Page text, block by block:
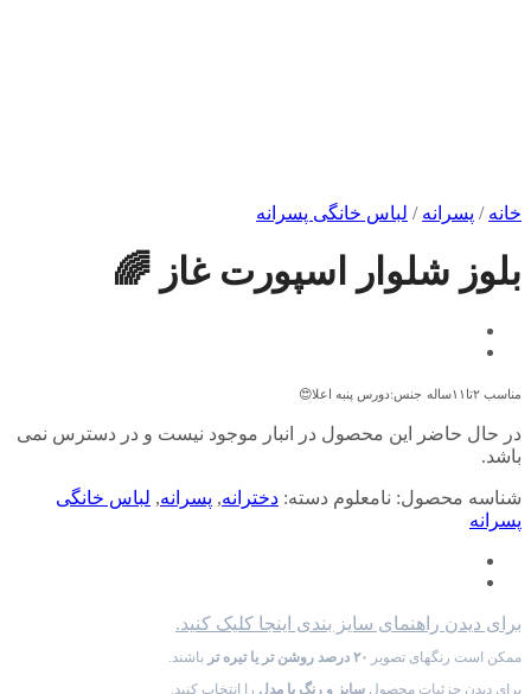
خانه / پسرانه / لباس خانگی پسرانه
بلوز شلوار اسپورت غاز 🌈
مناسب ۲تا۱۱ساله جنس:دورس پنبه اعلا😍
در حال حاضر این محصول در انبار موجود نیست و در دسترس نمی
باشد.
شناسه محصول: نامعلوم دسته: دخترانه, پسرانه, لباس خانگی
پسرانه
برای دیدن راهنمای سایز بندی اینجا کلیک کنید.
ممکن است رنگهای تصویر ۲۰ درصد روشن تر یا تیره تر
باشند.
برای دیدن جزئیات محصول سایز و رنگ یا مدل را انتخاب کنید.